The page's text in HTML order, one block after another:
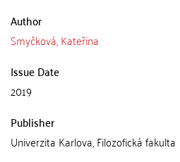
Author
Smyčková, Kateřina
Issue Date
2019
Publisher
Univerzita Karlova, Filozofická fakulta